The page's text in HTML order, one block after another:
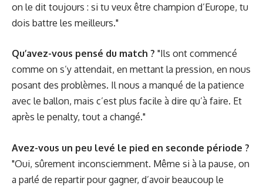
on le dit toujours : si tu veux être champion d’Europe, tu
dois battre les meilleurs."
Qu’avez-vous pensé du match ? "Ils ont commencé
comme on s’y attendait, en mettant la pression, en nous
posant des problèmes. Il nous a manqué de la patience
avec le ballon, mais c’est plus facile à dire qu’à faire. Et
après le penalty, tout a changé."
Avez-vous un peu levé le pied en seconde période ?
"Oui, sûrement inconsciemment. Même si à la pause, on
a parlé de repartir pour gagner, d’avoir beaucoup le